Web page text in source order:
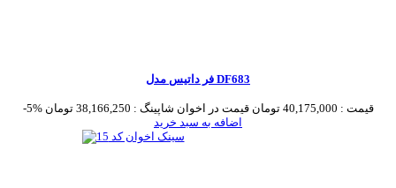
فر داتیس مدل DF683
-5% قیمت : 40,175,000 تومان قیمت در اخوان شاپینگ : 38,166,250 تومان
اضافه به سبد خرید